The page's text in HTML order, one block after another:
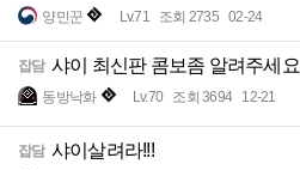
양민꾼 Lv.71 조회 2735 02-24
잡담 샤이 최신판 콤보좀 알려주세요
동방낙화 Lv.70 조회 3694 12-21
잡담 샤이살려라!!!